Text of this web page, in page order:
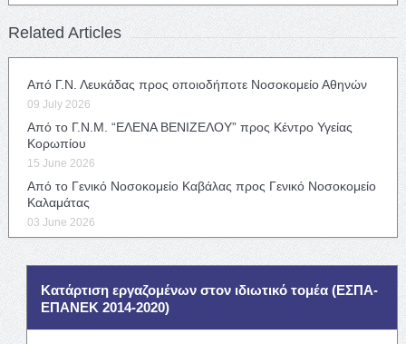
Related Articles
Από Γ.Ν. Λευκάδας προς οποιοδήποτε Νοσοκομείο Αθηνών
09 July 2026
Από το Γ.Ν.Μ. “ΕΛΕΝΑ ΒΕΝΙΖΕΛΟΥ” προς Κέντρο Υγείας
Κορωπίου
15 June 2026
Από το Γενικό Νοσοκομείο Καβάλας προς Γενικό Νοσοκομείο
Καλαμάτας
03 June 2026
Κατάρτιση εργαζομένων στον ιδιωτικό τομέα (ΕΣΠΑ-
ΕΠΑΝΕΚ 2014-2020)